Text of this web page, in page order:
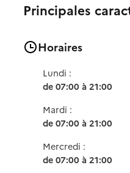
Principales
Horaires
Lundi :
de 07:00 à 21:00
Mardi :
de 07:00 à 21:00
Mercredi :
de 07:00 à 21:00